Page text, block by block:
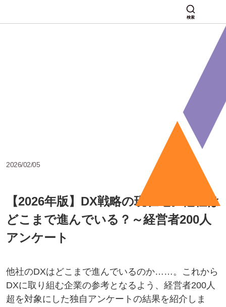
検索
2026/02/05
【2026年版】DX戦略の現在地。他社は
どこまで進んでいる？～経営者200人
アンケート
他社のDXはどこまで進んでいるのか……。これから
DXに取り組む企業の参考となるよう、経営者200人
超を対象にした独自アンケートの結果を紹介しま